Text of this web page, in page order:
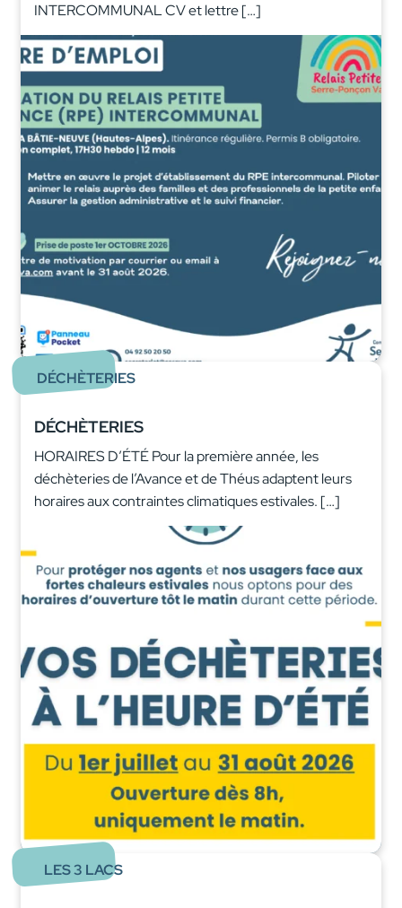
INTERCOMMUNAL CV et lettre […]
DÉCHÈTERIES
DÉCHÈTERIES
HORAIRES D’ÉTÉ Pour la première année, les
déchèteries de l’Avance et de Théus adaptent leurs
horaires aux contraintes climatiques estivales. […]
LES 3 LACS